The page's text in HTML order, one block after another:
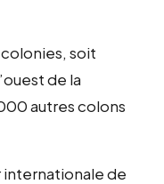
soit
de la
autres colons
internationale de